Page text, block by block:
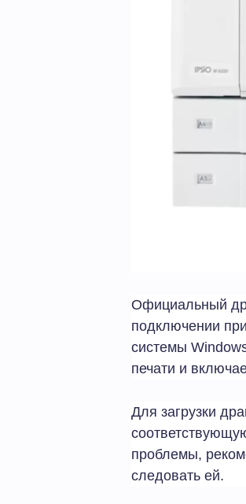
Официальный
подключении
системы
печати и
Для загрузки
проблемы,
следовать ей.